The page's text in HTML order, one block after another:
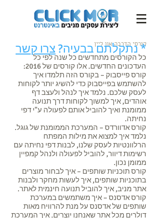
קורסי הדרכה און ליין
כל הקורסים מתחדשים כל שנה לפי כל
העדכונים החדשים. אלו קורסים של 2016:
קורס פייסבוק – בקורס הזה תלמדו איך
להשתמש בפייסבוק כדי להשיג יותר לקוחות
לעסק שלכם. נלמד איך לנהל ולעצב דף
אוהדים, איך למשוך לקוחות דרך תנועה
ממומנת ואיך להוביל אותם לפעולה ע"י דפי
נחיתה.
קורס אדוורדס – המערכת הממומנת של גוגל.
נלמד איך למצוא את מילות המפתח
הרלוונטיות לעסק שלנו, לבנות דפי נחיתה עם
רשימות דיוור, להוביל לפעולה ולנהל קמפיין
ממומן נכון.
קורס תוכניות שותפים – איך לבחור מוצרים
בתוכניות שותפים, איך לעשות מחקר ולבנות
אתר מניב, איך להוביל תנועה חינמית לאתר.
קורס אדסנס – איך משתמשים במערכת
שותפים של אדסנס על מנת להרוויח מאות
דולרים מכל אתר שאנחנו יוצרים. איך המערכת
* נתקלתם בבעיה? צרו קשר